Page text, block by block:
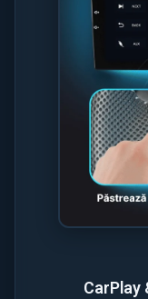
CarPlay